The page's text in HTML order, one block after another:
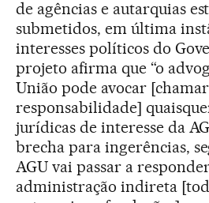
de agências e autarquias
submetidos, em última
interesses políticos do
projeto afirma que “o
União pode avocar
responsabilidade]
jurídicas de interesse da
brecha para ingerências,
AGU vai passar a
administração indireta